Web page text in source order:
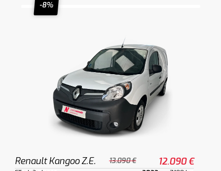
-8%
Renault Kangoo Z.E. 13.090 € 12.090 €